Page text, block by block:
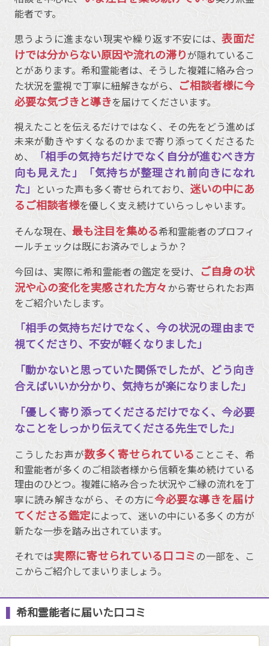
能者です。
思うように進まない現実や繰り返す不安には、表面だ
けでは分からない原因や流れの滞りが隠れているこ
とがあります。希和霊能者は、そうした複雑に絡み合っ
た状況を霊視で丁寧に紐解きながら、 ご相談者様に今
必要な気づきと導きを届けてくださいます。
視えたことを伝えるだけではなく、その先をどう進めば
未来が動きやすくなるのかまで寄り添ってくださるた
め、
「相手の気持ちだけでなく自分が進むべき方
向も見えた」「気持ちが整理され前向きになれ
た」 といった声も多く寄せられており、 迷いの中にあ
るご相談者様を優しく支え続けていらっしゃいます。
そんな現在、 最も注目を集める希和霊能者のプロフィ
ールチェックは既にお済みでしょうか？
今回は、実際に希和霊能者の鑑定を受け、 ご自身の状
況や心の変化を実感された方々から寄せられたお声
をご紹介いたします。
「相手の気持ちだけでなく、今の状況の理由まで
視てくださり、不安が軽くなりました」
「動かないと思っていた関係でしたが、どう向き
合えばいいか分かり、気持ちが楽になりました」
「優しく寄り添ってくださるだけでなく、今必要
なことをしっかり伝えてくださる先生でした」
こうしたお声が数多く寄せられている ことこそ、希
和霊能者が多くのご相談者様から信頼を集め続けている
理由のひとつ。複雑に絡み合った状況やご縁の流れを丁
寧に読み解きながら、その方に今必要な導きを届け
てくださる鑑定によって、迷いの中にいる多くの方が
新たな一歩を踏み出されています。
それでは実際に寄せられている口コミの一部を、こ
こからご紹介してまいりましょう。
希和霊能者に届いた口コミ